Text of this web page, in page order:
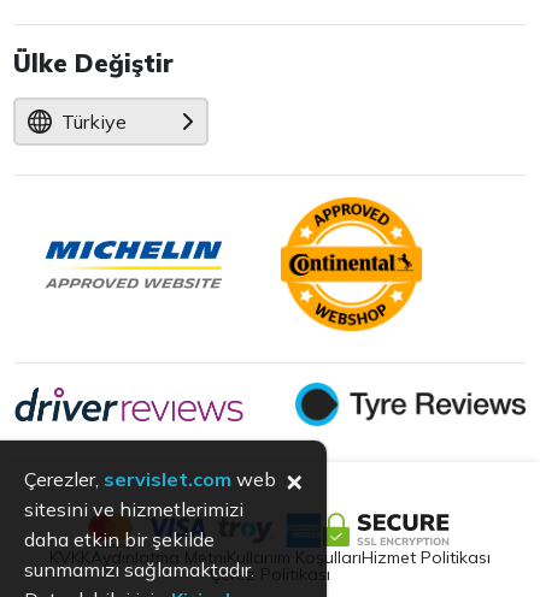
Ülke Değiştir
Türkiye
Aydınlatma Metni Kullanım KoşullarıHizmet Politikası
Çerez Politikası
Çerezler, servislet.com web
sitesini ve hizmetlerimizi
daha etkin bir şekilde
sunmamızı sağlamaktadır.
×